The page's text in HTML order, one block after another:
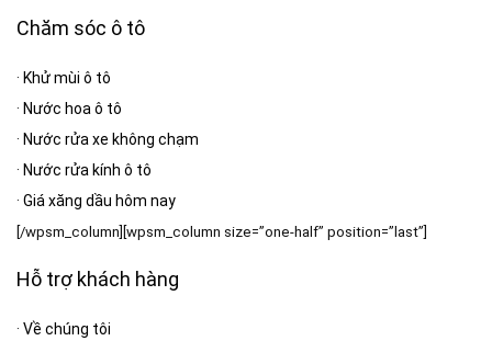
Chăm sóc ô tô
· Khử mùi ô tô
· Nước hoa ô tô
· Nước rửa xe không chạm
· Nước rửa kính ô tô
· Giá xăng dầu hôm nay
[/wpsm_column][wpsm_column size=”one-half” position=”last”]
Hỗ trợ khách hàng
· Về chúng tôi